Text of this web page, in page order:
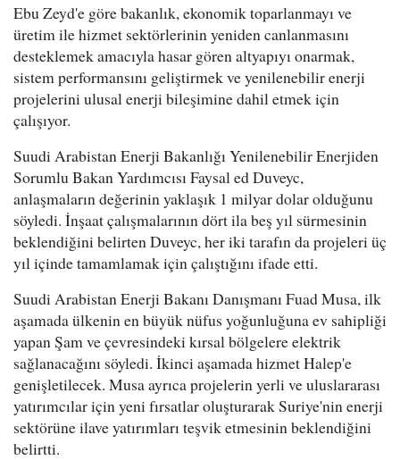
Ebu Zeyd'e göre bakanlık, ekonomik toparlanmayı ve
üretim ile hizmet sektörlerinin yeniden canlanmasını
desteklemek amacıyla hasar gören altyapıyı onarmak,
sistem performansını geliştirmek ve yenilenebilir enerji
projelerini ulusal enerji bileşimine dahil etmek için
çalışıyor.
Suudi Arabistan Enerji Bakanlığı Yenilenebilir Enerjiden
Sorumlu Bakan Yardımcısı Faysal ed Duveyc,
anlaşmaların değerinin yaklaşık 1 milyar dolar olduğunu
söyledi. İnşaat çalışmalarının dört ila beş yıl sürmesinin
beklendiğini belirten Duveyc, her iki tarafın da projeleri üç
yıl içinde tamamlamak için çalıştığını ifade etti.
Suudi Arabistan Enerji Bakanı Danışmanı Fuad Musa, ilk
aşamada ülkenin en büyük nüfus yoğunluğuna ev sahipliği
yapan Şam ve çevresindeki kırsal bölgelere elektrik
sağlanacağını söyledi. İkinci aşamada hizmet Halep'e
genişletilecek. Musa ayrıca projelerin yerli ve uluslararası
yatırımcılar için yeni fırsatlar oluşturarak Suriye'nin enerji
sektörüne ilave yatırımları teşvik etmesinin beklendiğini
belirtti.